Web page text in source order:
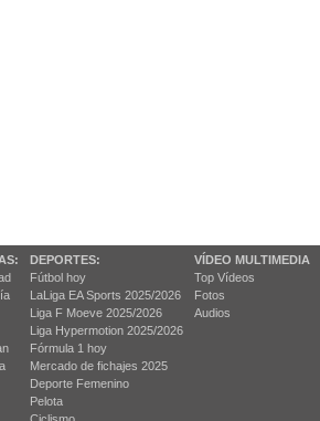
DEPORTES:
Fútbol hoy
LaLiga EA Sports 2025/2026
Liga F Moeve 2025/2026
Liga Hypermotion 2025/2026
Fórmula 1 hoy
Mercado de fichajes 2025
Deporte Femenino
Pelota
VÍDEO MULTIMEDIA
Top Vídeos
Fotos
Audios